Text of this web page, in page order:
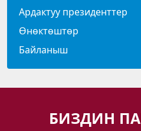
Ардактуу президенттер
Өнөктөштөр
Байланыш
БИЗДИН